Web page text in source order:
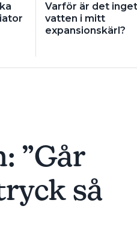
Varför är det inget
vatten i mitt
expansionskärl?
”Går
så